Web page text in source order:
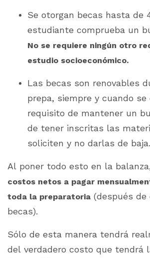
Se otorgan becas hasta de
estudiante comprueba un
No se requiere ningún otro
estudio socioeconómico.
Las becas son renovables
prepa, siempre y cuando
requisito de mantener un
de tener inscritas las
soliciten y no darlas de baja.
Al poner todo esto en la
costos netos a pagar
toda la preparatoria (después
becas).
Sólo de esta manera tendrá
del verdadero costo que tendrá